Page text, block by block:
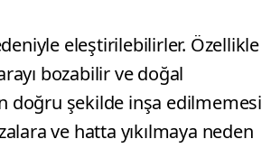
eleştirilebilirler. Özellikle
bozabilir ve doğal
doğru şekilde inşa edilmemesi
ve hatta yıkılmaya neden